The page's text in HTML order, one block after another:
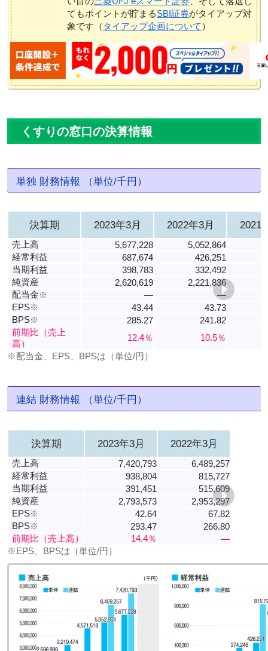
てもポイントが貯まるSBI証券がタイアップ対
象です（ タイアップ企画について ）
くすりの窓口の決算情報
単独 財務情報 （単位/千円）
決算期 2023年3月 2022年3月 2021
売上高 5,677,228 5,052,864
経常利益
687,674
426,251
当期利益
398,783
332,492
純資産
2,620,619
2,221,836
配当金※ ―
―
EPS※ 43.44 43.73
BPS※ 285.27 241.82
前期比（売上
高）
12.4％
10.5％
※配当金、EPS、BPSは（単位/円）
連結 財務情報 （単位/千円）
決算期 2023年3月 2022年3月
売上高 7,420,793
6,489,257
経常利益
938,804
815,727
当期利益
391,451
515,609
純資産
2,793,573
2,953,297
EPS※ 42.64
67.82
BPS※ 293.47
266.80
前期比（売上高）
14.4％
―
※EPS、BPSは（単位/円）